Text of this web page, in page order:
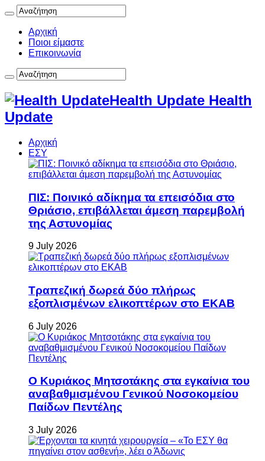
Αρχική
Ποιοι είμαστε
Επικοινωνία
Health Update Health
Update
Αρχική
ΕΣΥ
ΠΙΣ: Ποινικό αδίκημα τα επεισόδια στο
Θριάσιο, επιβάλλεται άμεση παρεμβολή
της Αστυνομίας
9 July 2026
Τραπεζική δωρεά δύο πλήρως
εξοπλισμένων ελικοπτέρων στο ΕΚΑΒ
6 July 2026
Ο Κυριάκος Μητσοτάκης στα εγκαίνια του
αναβαθμισμένου Γενικού Νοσοκομείου
Παίδων Πεντέλης
3 July 2026